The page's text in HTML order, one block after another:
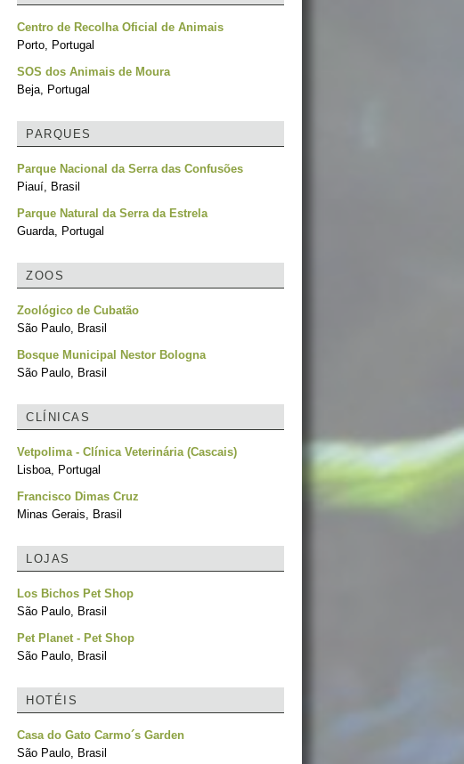
Centro de Recolha Oficial de Animais
Porto, Portugal
SOS dos Animais de Moura
Beja, Portugal
PARQUES
Parque Nacional da Serra das Confusões
Piauí, Brasil
Parque Natural da Serra da Estrela
Guarda, Portugal
ZOOS
Zoológico de Cubatão
São Paulo, Brasil
Bosque Municipal Nestor Bologna
São Paulo, Brasil
CLÍNICAS
Vetpolima - Clínica Veterinária (Cascais)
Lisboa, Portugal
Francisco Dimas Cruz
Minas Gerais, Brasil
LOJAS
Los Bichos Pet Shop
São Paulo, Brasil
Pet Planet - Pet Shop
São Paulo, Brasil
HOTÉIS
Casa do Gato Carmo´s Garden
São Paulo, Brasil